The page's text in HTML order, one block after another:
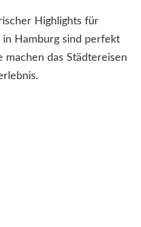
Highlights für
in Hamburg sind perfekt
machen das Städtereisen